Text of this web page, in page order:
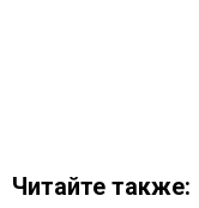
Читайте также: